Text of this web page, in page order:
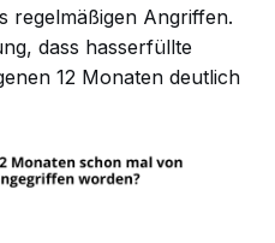
regelmäßigen Angriffen.
dass hasserfüllte
12 Monaten deutlich